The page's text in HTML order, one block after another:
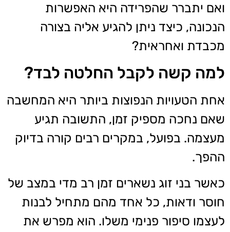
ואם יתברר שהפרידה היא האפשרות
הנכונה, כיצד ניתן להגיע אליה בצורה
מכבדת ואחראית?
למה קשה לקבל החלטה לבד?
אחת הטעויות הנפוצות ביותר היא המחשבה
שאם נחכה מספיק זמן, התשובה תגיע
מעצמה. בפועל, במקרים רבים קורה בדיוק
ההפך.
כאשר בני זוג נשארים זמן רב מדי במצב של
חוסר ודאות, כל אחד מהם מתחיל לבנות
לעצמו סיפור פנימי משלו. הוא מפרש את